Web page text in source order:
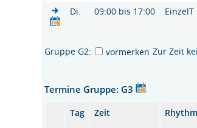
Di.
09:00 bis 17:00 EinzelT
Gruppe G2: vormerken Zur Zeit
Termine Gruppe: G3
Tag Zeit